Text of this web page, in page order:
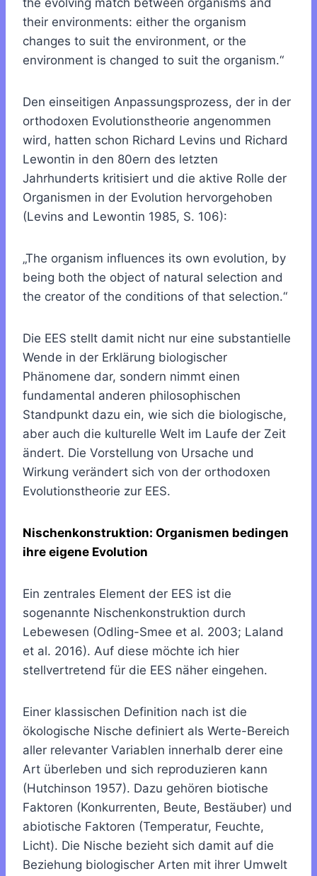
the evolving match between organisms and
their environments: either the organism
changes to suit the environment, or the
environment is changed to suit the organism.“
Den einseitigen Anpassungsprozess, der in der
orthodoxen Evolutionstheorie angenommen
wird, hatten schon Richard Levins und Richard
Lewontin in den 80ern des letzten
Jahrhunderts kritisiert und die aktive Rolle der
Organismen in der Evolution hervorgehoben
(Levins and Lewontin 1985, S. 106):
„The organism influences its own evolution, by
being both the object of natural selection and
the creator of the conditions of that selection.“
Die EES stellt damit nicht nur eine substantielle
Wende in der Erklärung biologischer
Phänomene dar, sondern nimmt einen
fundamental anderen philosophischen
Standpunkt dazu ein, wie sich die biologische,
aber auch die kulturelle Welt im Laufe der Zeit
ändert. Die Vorstellung von Ursache und
Wirkung verändert sich von der orthodoxen
Evolutionstheorie zur EES.
Nischenkonstruktion: Organismen bedingen
ihre eigene Evolution
Ein zentrales Element der EES ist die
sogenannte Nischenkonstruktion durch
Lebewesen (Odling-Smee et al. 2003; Laland
et al. 2016). Auf diese möchte ich hier
stellvertretend für die EES näher eingehen.
Einer klassischen Definition nach ist die
ökologische Nische definiert als Werte-Bereich
aller relevanter Variablen innerhalb derer eine
Art überleben und sich reproduzieren kann
(Hutchinson 1957). Dazu gehören biotische
Faktoren (Konkurrenten, Beute, Bestäuber) und
abiotische Faktoren (Temperatur, Feuchte,
Licht). Die Nische bezieht sich damit auf die
Beziehung biologischer Arten mit ihrer Umwelt